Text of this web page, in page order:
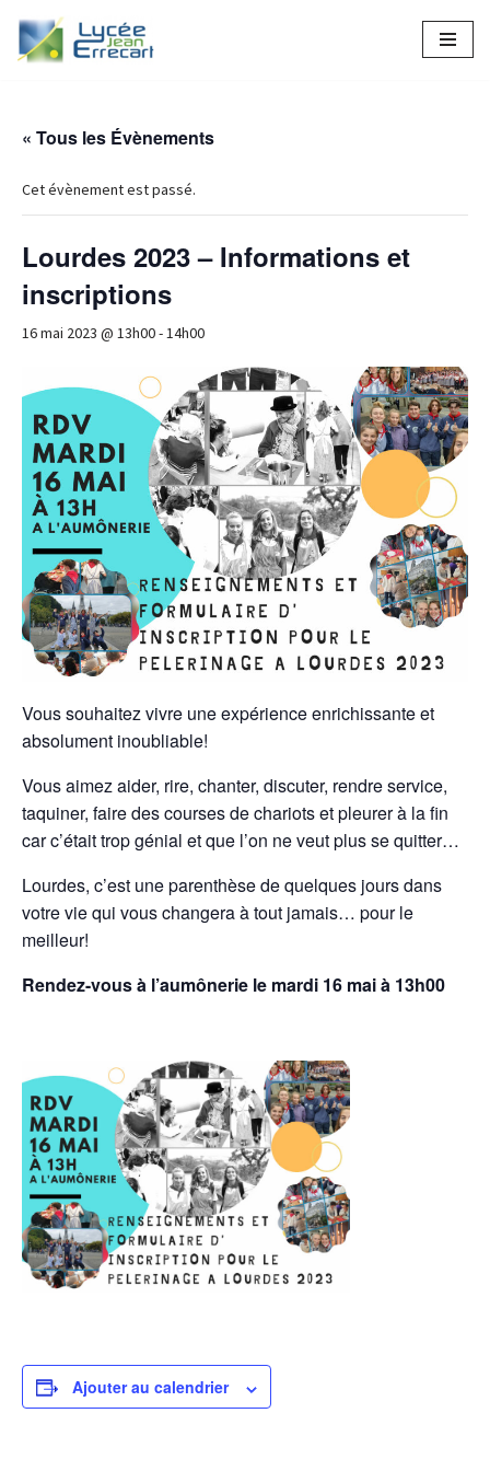
Aller
« Tous les Évènements
Cet évènement est passé.
Lourdes 2023 – Informations et
inscriptions
16 mai 2023 @ 13h00-14h00
Vous souhaitez vivre une expérience enrichissante et
absolument inoubliable!
Vous aimez aider, rire, chanter, discuter, rendre service,
taquiner, faire des courses de chariots et pleurer à la fin
car c’était trop génial et que l’on ne veut plus se quitter…
Lourdes, c’est une parenthèse de quelques jours dans
votre vie qui vous changera à tout jamais… pour le
meilleur!
Rendez-vous à l’aumônerie le mardi 16 mai à 13h00
Ajouter au calendrier